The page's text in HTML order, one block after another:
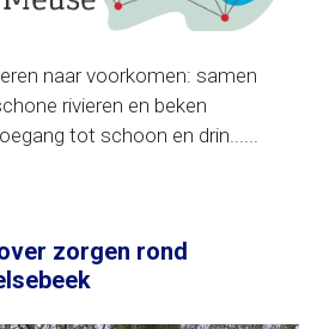
naar voorkomen: samen
rivieren en beken
tot schoon en drin......
zorgen rond